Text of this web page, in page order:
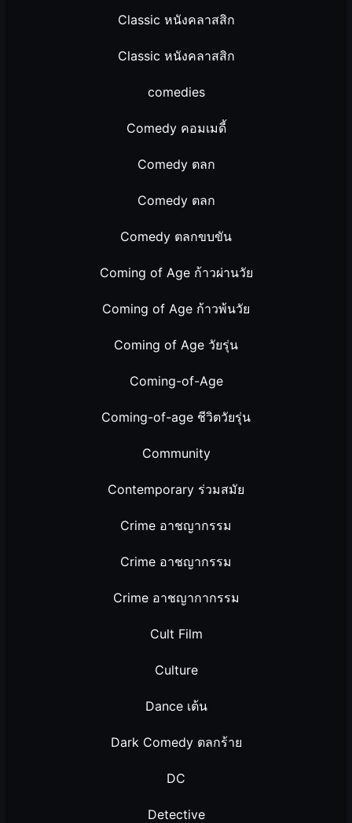
Classic หนังคลาสสิก
Classic หนังคลาสสิก
comedies
Comedy คอมเมดี้
Comedy ตลก
Comedy ตลก
Comedy ตลกขบขัน
Coming of Age ก้าวผ่านวัย
Coming of Age ก้าวพ้นวัย
Coming of Age วัยรุ่น
Coming-of-Age
Coming-of-age ชีวิตวัยรุ่น
Community
Contemporary ร่วมสมัย
Crime อาชญากรรม
Crime อาชญากรรม
Crime อาชญากากรรม
Cult Film
Culture
Dance เต้น
Dark Comedy ตลกร้าย
DC
Detective